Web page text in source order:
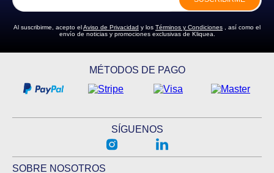
Al suscribirme, acepto elAviso de Privacidad y los Términos y Condiciones , así como el
envío de noticias y promociones exclusivas de Kliquea.
MÉTODOS DE PAGO
SÍGUENOS
SOBRE NOSOTROS